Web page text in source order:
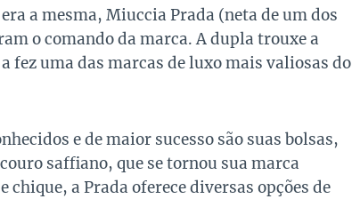
a mesma, Miuccia Prada (neta de um dos
o comando da marca. A dupla trouxe a
fez uma das marcas de luxo mais valiosas do
e de maior sucesso são suas bolsas,
saffiano, que se tornou sua marca
a Prada oferece diversas opções de